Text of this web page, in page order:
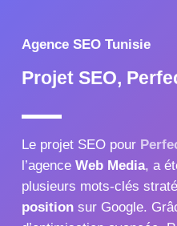
Agence SEO Tunisie
Projet SEO,
Le projet SEO pour
l’agenceWeb Media, a
plusieurs mots-clés
position sur Google.